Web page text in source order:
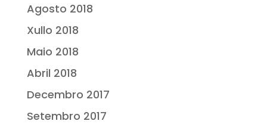
Agosto 2018
Xullo 2018
Maio 2018
Abril 2018
Decembro 2017
Setembro 2017